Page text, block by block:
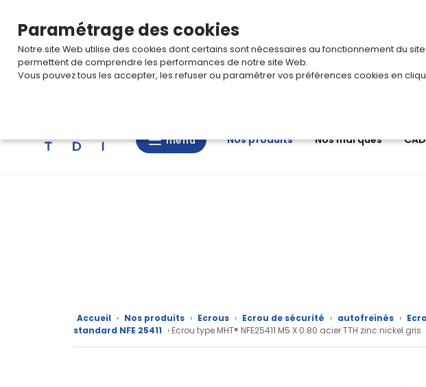
Horaires d’ouverture : 8h30 – 12h00 • 13h00 - 16h30 Du 3 au 28 août
produits
CAD/3D
menu
menu Nos produits Nos marques
Accueil › Nos produits › Ecrous › Ecrou de sécurité › autofreinés ›
standard NFE 25411 › Ecrou type MHT® NFE25411 M5 X 0.80 acier TTH zinc nickel gris
Paramétrage des cookies
Notre site Web utilise des cookies dont certains sont nécessaires au fonctionnement du
permettent de comprendre les performances de notre site Web.
Vous pouvez tous les accepter, les refuser ou paramétrer vos préférences cookies en